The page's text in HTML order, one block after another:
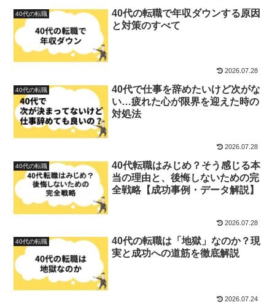
40代の転職
40代の転職で年収ダウンする原因
と対策のすべて
2026.07.28
40代の転職
40代で仕事を辞めたいけど次がな
い…疲れた心が限界を迎えた時の
対処法
2026.07.28
40代の転職
40代転職はみじめ？そう感じる本
当の理由と、後悔しないための完
全戦略【成功事例・データ解説】
2026.07.28
40代の転職
40代の転職は「地獄」なのか？現
実と成功への道筋を徹底解説
2026.07.24